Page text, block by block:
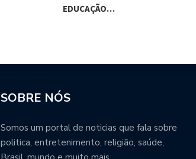
EDUCAÇÃO…
SOBRE NÓS
Somos um portal de noticias que fala sobre
politica, entretenimento, religião, saúde,